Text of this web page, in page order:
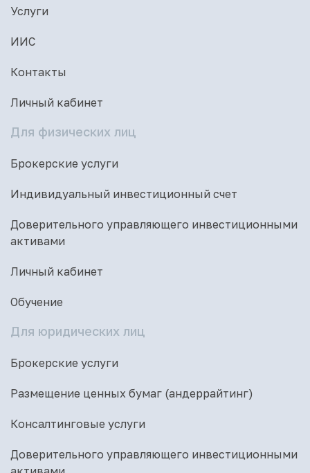
Услуги
ИИС
Контакты
Личный кабинет
Для физических лиц
Брокерские услуги
Индивидуальный инвестиционный счет
Доверительного управляющего инвестиционными
активами
Личный кабинет
Обучение
Для юридических лиц
Брокерские услуги
Размещение ценных бумаг (андеррайтинг)
Консалтинговые услуги
Доверительного управляющего инвестиционными